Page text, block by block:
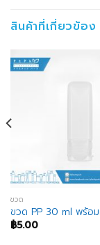
สินค้าที่เกี่ยวข้อง
ขวด
ขวด PP 30 ml พร้อ
฿5.00